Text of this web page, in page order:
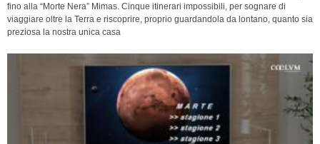
fino alla “Morte Nera” Mimas. Cinque itinerari impossibili, per sognare di
viaggiare oltre la Terra e riscoprire, proprio guardandola da lontano, quanto sia
preziosa la nostra unica casa